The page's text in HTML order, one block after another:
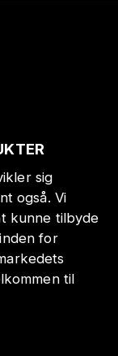
sig
også. Vi
kunne tilbyde
for
til